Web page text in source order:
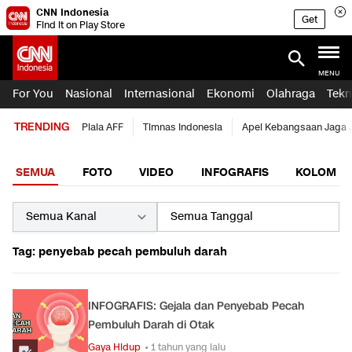
CNN Indonesia
Find it on Play Store
Get
MENU
For You Nasional Internasional Ekonomi Olahraga
TRENDING Piala AFF Timnas Indonesia Apel Kebangsaan Jaga
SEMUA FOTO VIDEO INFOGRAFIS KOLOM
Tag: penyebab pecah pembuluh darah
INFOGRAFIS: Gejala dan Penyebab Pecah
Pembuluh Darah di Otak
Gaya Hidup • 1 tahun yang lalu